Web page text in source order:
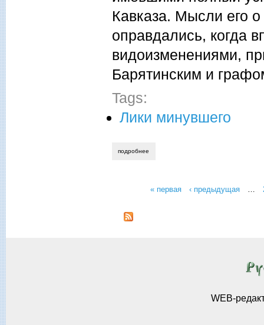
Кавказа. Мысли его
оправдались, когда
видоизменениями,
Барятинским и
Tags:
Лики минувшего
подробнее
« первая ‹ предыдущая
WEB-